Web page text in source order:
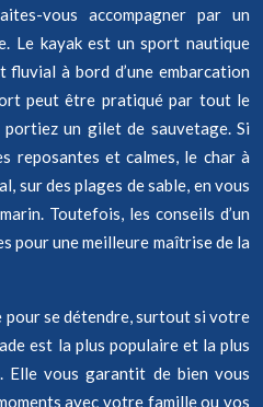
vous accompagner par un
Le kayak est un sport nautique
à bord d’une embarcation
peut être pratiqué par tout le
un gilet de sauvetage. Si
reposantes et calmes, le char à
sur des plages de sable, en vous
Toutefois, les conseils d’un
pour une meilleure maîtrise de la
pour se détendre, surtout si votre
est la plus populaire et la plus
. Elle vous garantit de bien vous
avec votre famille ou vos